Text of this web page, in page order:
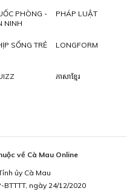
PHÒNG -
NINH
PHÁP LUẬT
SỐNG TRẺ LONGFORM
ភាសាខ្មែរ
về Cà Mau Online
ủy Cà Mau
ngày 24/12/2020